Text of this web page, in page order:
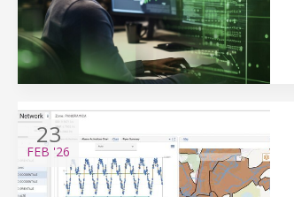
23
FEB '26